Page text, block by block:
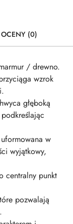
(0)
/ drewno.
wzrok
głęboką
w
wyjątkowy,
centralny punkt
pozwalają